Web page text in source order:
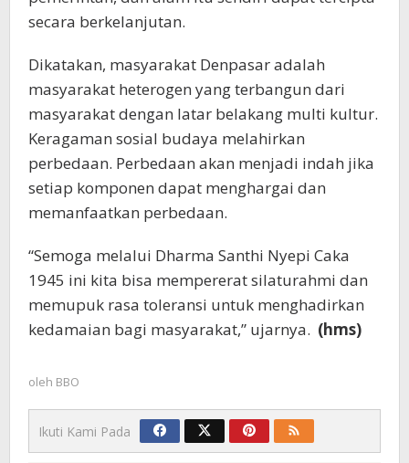
secara berkelanjutan.
Dikatakan, masyarakat Denpasar adalah
masyarakat heterogen yang terbangun dari
masyarakat dengan latar belakang multi kultur.
Keragaman sosial budaya melahirkan
perbedaan. Perbedaan akan menjadi indah jika
setiap komponen dapat menghargai dan
memanfaatkan perbedaan.
“Semoga melalui Dharma Santhi Nyepi Caka
1945 ini kita bisa mempererat silaturahmi dan
memupuk rasa toleransi untuk menghadirkan
kedamaian bagi masyarakat,” ujarnya. (hms)
oleh BBO
Ikuti Kami Pada